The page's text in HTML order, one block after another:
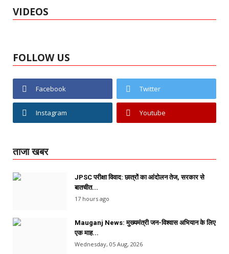
VIDEOS
FOLLOW US
Facebook Twitter
Instagram Youtube
ताजा खबर
JPSC परीक्षा विवाद: छात्रों का आंदोलन तेज, सरकार से
बातचीत...
17 hours ago
Mauganj News: मुख्यमंत्री जन-विश्वास अभियान के लिए
एक माह...
Wednesday, 05 Aug, 2026